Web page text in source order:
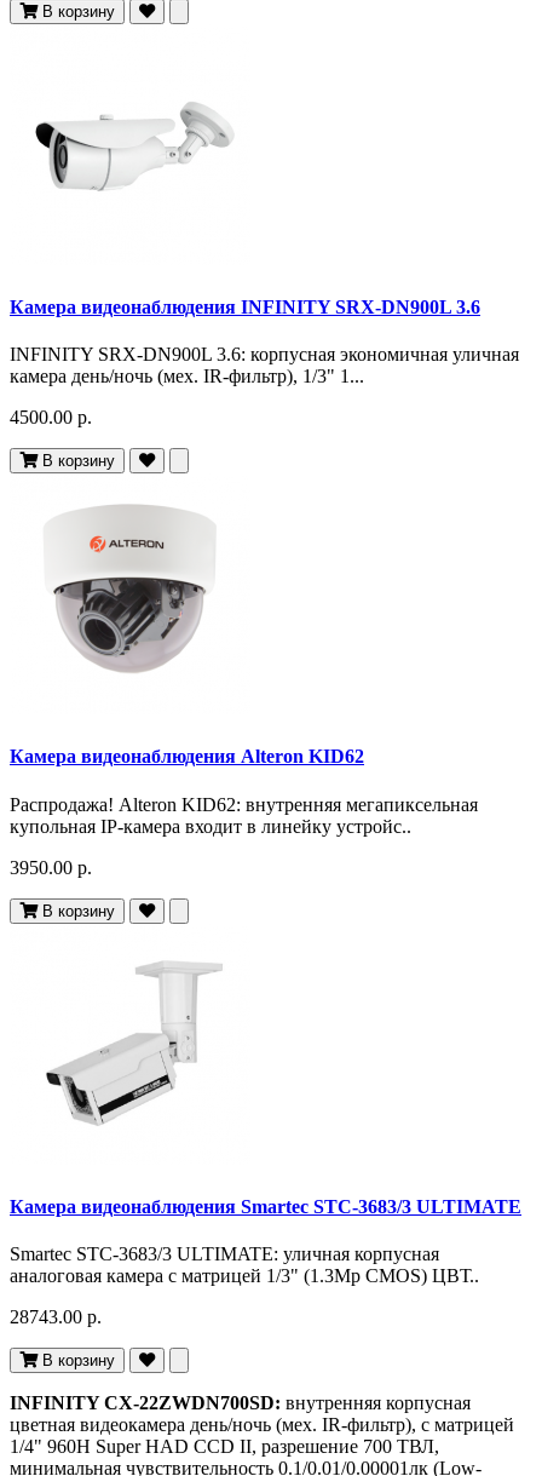
В корзину
Камера видеонаблюдения INFINITY SRX-DN900L 3.6
INFINITY SRX-DN900L 3.6: корпусная экономичная уличная
камера день/ночь (мех. IR-фильтр), 1/3" 1...
4500.00 р.
В корзину
Камера видеонаблюдения Alteron KID62
Распродажа! Alteron KID62: внутренняя мегапиксельная
купольная IP-камера входит в линейку устройс..
3950.00 р.
В корзину
Камера видеонаблюдения Smartec STC-3683/3 ULTIMATE
Smartec STC-3683/3 ULTIMATE: уличная корпусная
аналоговая камера с матрицей 1/3" (1.3Mp CMOS) ЦВТ..
28743.00 р.
В корзину
INFINITY CX-22ZWDN700SD: внутренняя корпусная
цветная видеокамера день/ночь (мех. IR-фильтр), с матрицей
1/4" 960H Super HAD CCD II, разрешение 700 ТВЛ,
минимальная чувствительность 0.1/0.01/0.00001лк (Low-